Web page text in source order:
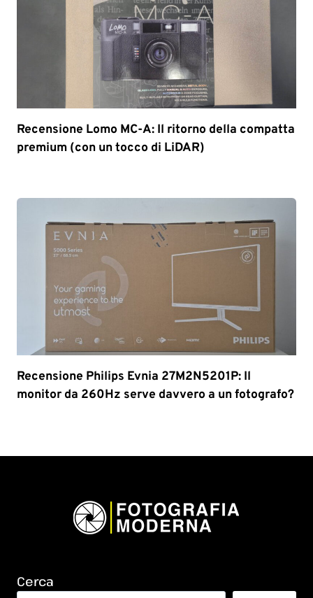
Recensione Lomo MC-A: Il ritorno della compatta
premium (con un tocco di LiDAR)
Recensione Philips Evnia 27M2N5201P: Il
monitor da 260Hz serve davvero a un fotografo?
Cerca